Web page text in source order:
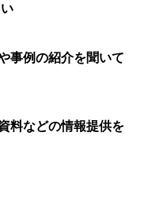
事例の紹介を聞いて
料などの情報提供を